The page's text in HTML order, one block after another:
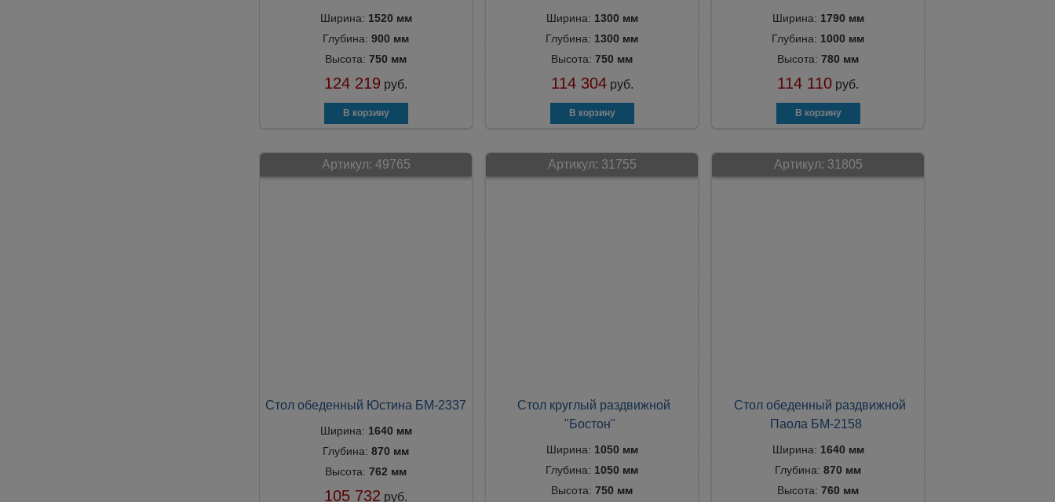
Ширина: 1520 мм
Глубина: 900 мм
Высота: 750 мм
124 219 руб.
Ширина: 1300 мм
Глубина: 1300 мм
Высота: 750 мм
114 304 руб.
Ширина: 1790 мм
Глубина: 1000 мм
Высота: 780 мм
114 110 руб.
Артикул: 49765
Стол обеденный Юстина БМ-2337
Ширина: 1640 мм
Глубина: 870 мм
Высота: 762 мм
105 732 руб.
Артикул: 31755
Стол круглый раздвижной
"Бостон"
Ширина: 1050 мм
Глубина: 1050 мм
Высота: 750 мм
Артикул: 31805
Стол обеденный раздвижной
Паола БМ-2158
Ширина: 1640 мм
Глубина: 870 мм
Высота: 760 мм